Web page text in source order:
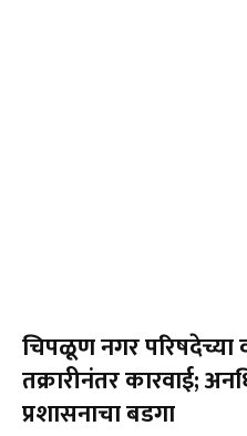
चिपळूण नगर परिषदेच्या
तक्रारीनंतर कारवाई;
प्रशासनाचा बडगा